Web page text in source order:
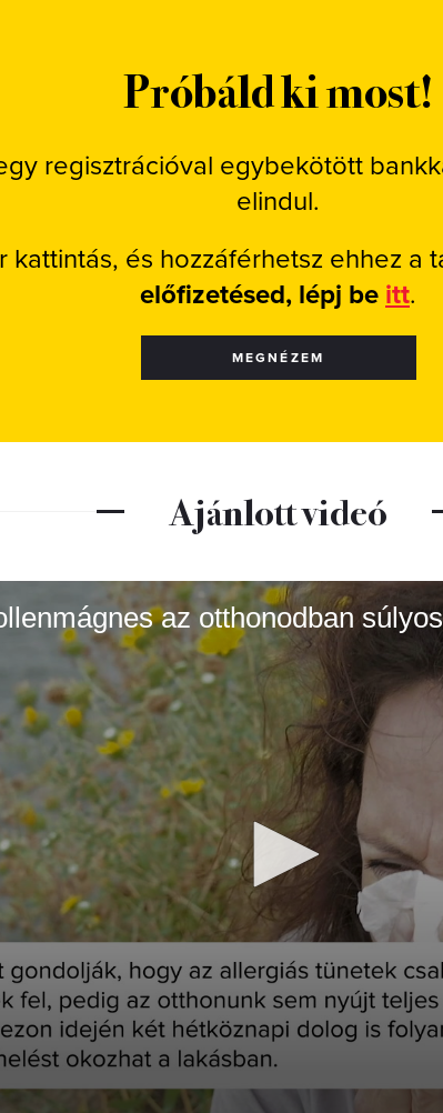
Próbáld ki most!
regisztrációval egybekötött
elindul.
kattintás, és hozzáférhetsz ehhez a
előfizetésed, lépj be itt.
MEGNÉZEM
Ajánlott videó
az otthonodban